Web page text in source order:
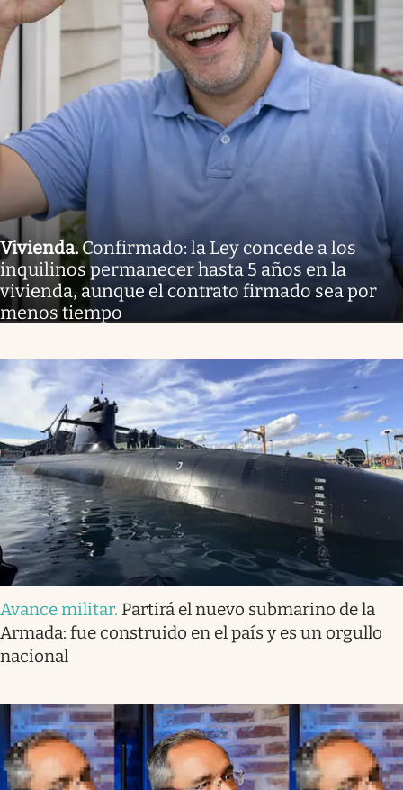
Vivienda.Confirmado: la Ley concede a los
inquilinos permanecer hasta 5 años en la
vivienda, aunque el contrato firmado sea por
menos tiempo
Avance militar. Partirá el nuevo submarino de la
Armada: fue construido en el país y es un orgullo
nacional